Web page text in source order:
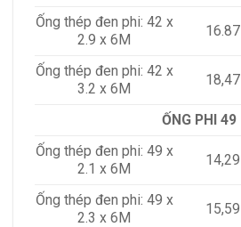
Ống thép đen phi: 42 x
2.9 x 6M
16.87
Ống thép đen phi: 42 x
3.2 x 6M
18,47
ỐNG PHI 49
Ống thép đen phi: 49 x
2.1 x 6M
14,29
Ống thép đen phi: 49 x
2.3 x 6M
15,59